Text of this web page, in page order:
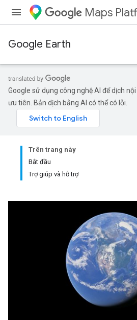
Maps
Google Earth
Google sử dụng công nghệ AI để dịch
ưu tiên. Bản dịch bằng AI có thể có lỗi.
Trên trang này
Bắt đầu
Trợ giúp và hỗ trợ